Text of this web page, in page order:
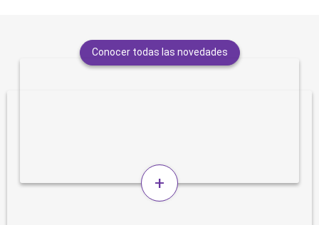
Conocer todas las novedades
+